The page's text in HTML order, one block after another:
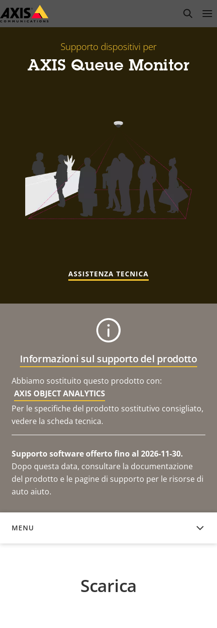
Salta
al
open
Supporto dispositivi per
AXIS Queue Monitor
ASSISTENZA TECNICA
Informazioni sul supporto del prodotto
Abbiamo sostituito questo prodotto con:
AXIS OBJECT ANALYTICS
Per le specifiche del prodotto sostitutivo consigliato,
vedere la scheda tecnica.
Supporto software offerto fino al 2026-11-30.
Dopo questa data, consultare la documentazione
del prodotto e le pagine di supporto per le risorse di
auto aiuto.
MENU
SCARICA
Scarica